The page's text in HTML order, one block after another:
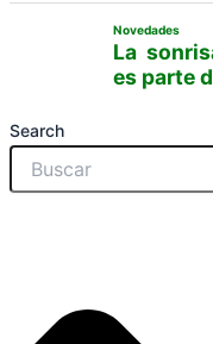
Novedades
La
es parte
Search